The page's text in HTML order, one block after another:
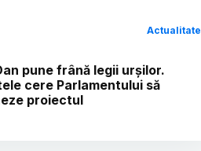
Actualitate
pune frână legii urșilor.
cere Parlamentului să
proiectul